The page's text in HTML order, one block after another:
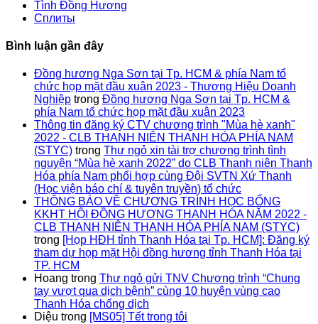
Tình Đồng Hương
Сплиты
Bình luận gần đây
Đồng hương Nga Sơn tại Tp. HCM & phía Nam tổ
chức họp mặt đầu xuân 2023 - Thương Hiệu Doanh
Nghiệp trong Đồng hương Nga Sơn tại Tp. HCM &
phía Nam tổ chức họp mặt đầu xuân 2023
Thông tin đăng ký CTV chương trình "Mùa hè xanh"
2022 - CLB THANH NIÊN THANH HÓA PHÍA NAM
(STYC) trong Thư ngỏ xin tài trợ chương trình tình
nguyện “Mùa hè xanh 2022” do CLB Thanh niên Thanh
Hóa phía Nam phối hợp cùng Đội SVTN Xứ Thanh
(Học viện báo chí & tuyên truyền) tổ chức
THÔNG BÁO VỀ CHƯƠNG TRÌNH HỌC BỔNG
KKHT HỘI ĐỒNG HƯƠNG THANH HÓA NĂM 2022 -
CLB THANH NIÊN THANH HÓA PHÍA NAM (STYC)
trong
[Họp HĐH tỉnh Thanh Hóa tại Tp. HCM]: Đăng ký
tham dự họp mặt Hội đồng hương tỉnh Thanh Hóa tại
TP. HCM
Hoang trong Thư ngỏ gửi TNV Chương trình “Chung
tay vượt qua dịch bệnh” cùng 10 huyện vùng cao
Thanh Hóa chống dịch
Diệu trong [MS05] Tết trong tôi